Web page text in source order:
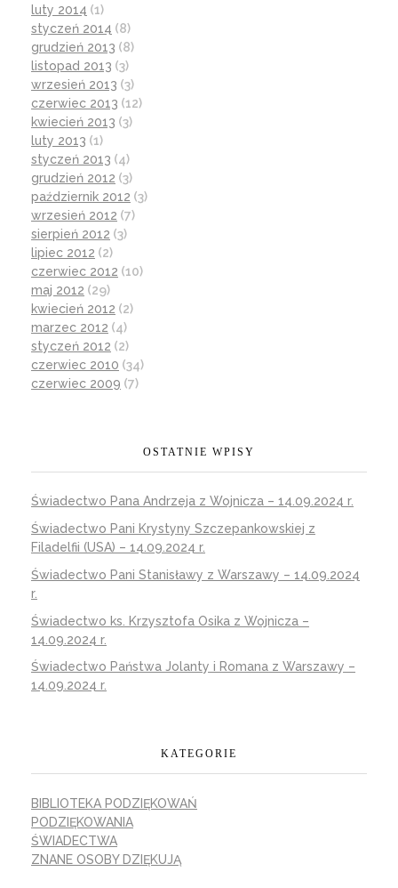
luty 2014 (1)
styczeń 2014 (8)
grudzień 2013 (8)
listopad 2013 (3)
wrzesień 2013 (3)
czerwiec 2013 (12)
kwiecień 2013 (3)
luty 2013 (1)
styczeń 2013 (4)
grudzień 2012 (3)
październik 2012 (3)
wrzesień 2012 (7)
sierpień 2012 (3)
lipiec 2012 (2)
czerwiec 2012 (10)
maj 2012 (29)
kwiecień 2012 (2)
marzec 2012 (4)
styczeń 2012 (2)
czerwiec 2010 (34)
czerwiec 2009 (7)
OSTATNIE WPISY
Świadectwo Pana Andrzeja z Wojnicza – 14.09.2024 r.
Świadectwo Pani Krystyny Szczepankowskiej z
Filadelfii (USA) – 14.09.2024 r.
Świadectwo Pani Stanisławy z Warszawy – 14.09.2024
r.
Świadectwo ks. Krzysztofa Osika z Wojnicza –
14.09.2024 r.
Świadectwo Państwa Jolanty i Romana z Warszawy –
14.09.2024 r.
KATEGORIE
BIBLIOTEKA PODZIĘKOWAŃ
PODZIĘKOWANIA
ŚWIADECTWA
ZNANE OSOBY DZIĘKUJĄ